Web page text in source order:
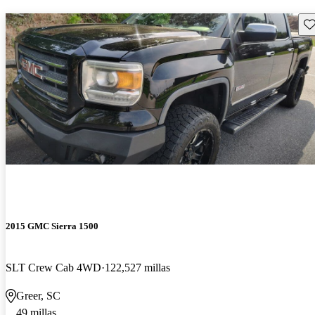
2015 GMC Sierra 1500
SLT Crew Cab 4WD 122,527 millas
Greer, SC